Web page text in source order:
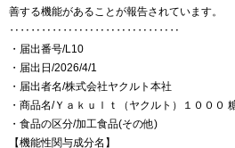
善する機能があることが報告されています。
‥‥‥‥‥‥‥‥‥‥‥‥‥‥‥‥
・届出番号/L10
・届出日/2026/4/1
・届出者名/株式会社ヤクルト本社
・商品名/Ｙａｋｕｌｔ（ヤクルト）１０００
・食品の区分/加工食品(その他)
【機能性関与成分名】